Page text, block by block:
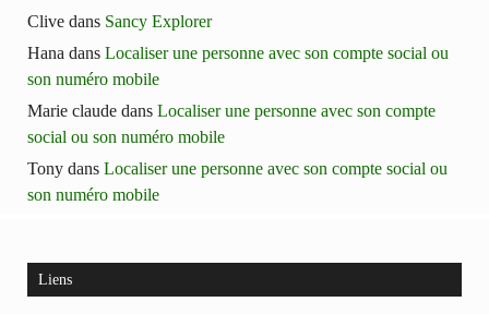
Clive dans Sancy Explorer
Hana dans Localiser une personne avec son compte social ou
son numéro mobile
Marie claude dans Localiser une personne avec son compte
social ou son numéro mobile
Tony dans Localiser une personne avec son compte social ou
son numéro mobile
Liens